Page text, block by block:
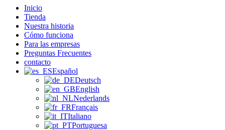
Inicio
Tienda
Nuestra historia
Cómo funciona
Para las empresas
Preguntas Frecuentes
contacto
Español
Deutsch
English
Nederlands
Français
Italiano
Portuguesa